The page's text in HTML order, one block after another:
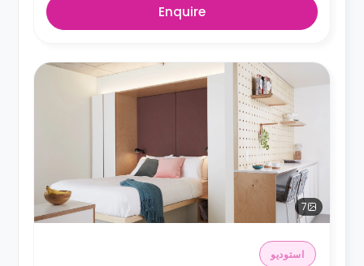
Enquire
7
استوديو